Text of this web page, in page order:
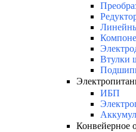
Втулки
ИБП
Конвейерное